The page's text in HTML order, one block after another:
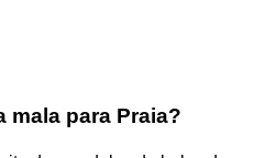
mala para Praia?